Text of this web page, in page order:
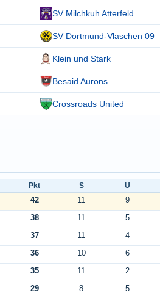
SV Milchkuh Atterfeld
SV Dortmund-Vlaschen 09
Klein und Stark
Besaid Aurons
Crossroads United
Pkt S U
42 11 9
38 11 5
37 11 4
36 10 6
35 11 2
29 8 5